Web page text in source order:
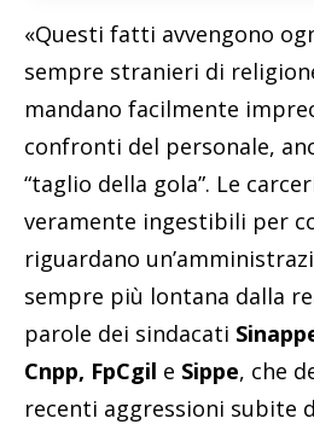
«Questi fatti avvengono
sempre stranieri di
mandano facilmente
confronti del personale,
“taglio della gola”. Le
veramente ingestibili per
riguardano
sempre più lontana dalla
parole dei sindacati
Cnpp, FpCgil e Sippe, che
recenti aggressioni subite